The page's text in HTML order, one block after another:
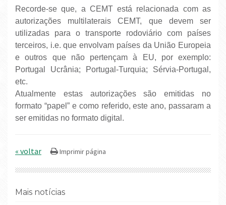
Recorde-se que, a CEMT está relacionada com as
autorizações multilaterais CEMT, que devem ser
utilizadas para o transporte rodoviário com países
terceiros, i.e. que envolvam países da União Europeia
e outros que não pertençam à EU, por exemplo:
Portugal Ucrânia; Portugal-Turquia; Sérvia-Portugal,
etc.
Atualmente estas autorizações são emitidas no
formato “papel” e como referido, este ano, passaram a
ser emitidas no formato digital.
« voltar
Mais notícias